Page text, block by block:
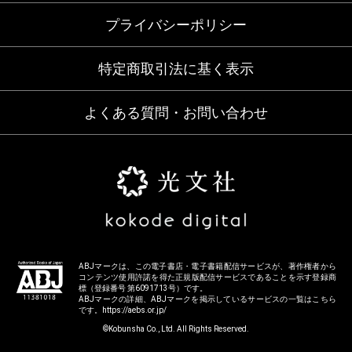
プライバシーポリシー
特定商取引法に基く表示
よくある質問・お問い合わせ
ABJマークは、この電子書店・電子書籍配信サービスが、著作権者から
コンテンツ使用許諾を得た正規版配信サービスであることを示す登録商
標（登録番号 第6091713号）です。
ABJマークの詳細、ABJマークを掲示しているサービスの一覧はこちら
です。
https://aebs.or.jp/
©Kobunsha Co., Ltd. All Rights Reserved.